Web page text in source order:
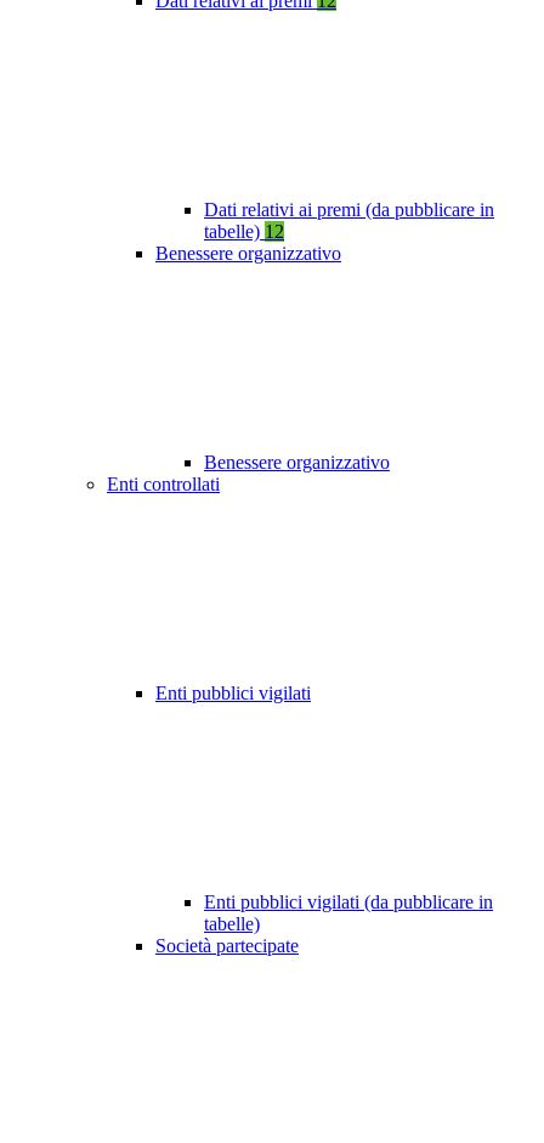
Dati relativi ai premi (da pubblicare in
tabelle) 12
Benessere organizzativo
Benessere organizzativo
Enti controllati
Enti pubblici vigilati
Enti pubblici vigilati (da pubblicare in
tabelle)
Società partecipate